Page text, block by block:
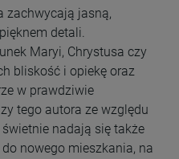
zachwycają jasną,
detali.
Maryi, Chrystusa czy
bliskość i opiekę oraz
w prawdziwie
tego autora ze względu
nadają się także
nowego mieszkania, na